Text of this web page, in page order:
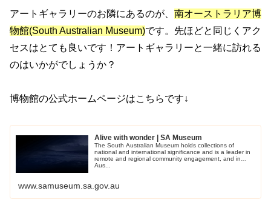
アートギャラリーのお隣にあるのが、 南オーストラリア博
物館(South Australian Museum)です。先ほどと同じくアク
セスはとても良いです！アートギャラリーと一緒に訪れる
のはいかがでしょうか？
博物館の公式ホームページはこちらです↓
Alive with wonder | SA Museum
The South Australian Museum holds collections of
national and international significance and is a leader in
remote and regional community engagement, and in
Aus...
www.samuseum.sa.gov.au